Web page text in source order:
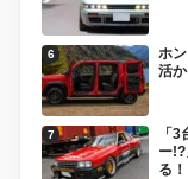
ホ
活
「
ー
る！